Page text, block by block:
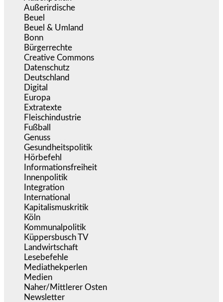
Außerirdische
Beuel
Beuel & Umland
Bonn
Bürgerrechte
Creative Commons
Datenschutz
Deutschland
Digital
Europa
Extratexte
Fleischindustrie
Fußball
Genuss
Gesundheitspolitik
Hörbefehl
Informationsfreiheit
Innenpolitik
Integration
International
Kapitalismuskritik
Köln
Kommunalpolitik
Küppersbusch TV
Landwirtschaft
Lesebefehle
Mediathekperlen
Medien
Naher/Mittlerer Osten
Newsletter